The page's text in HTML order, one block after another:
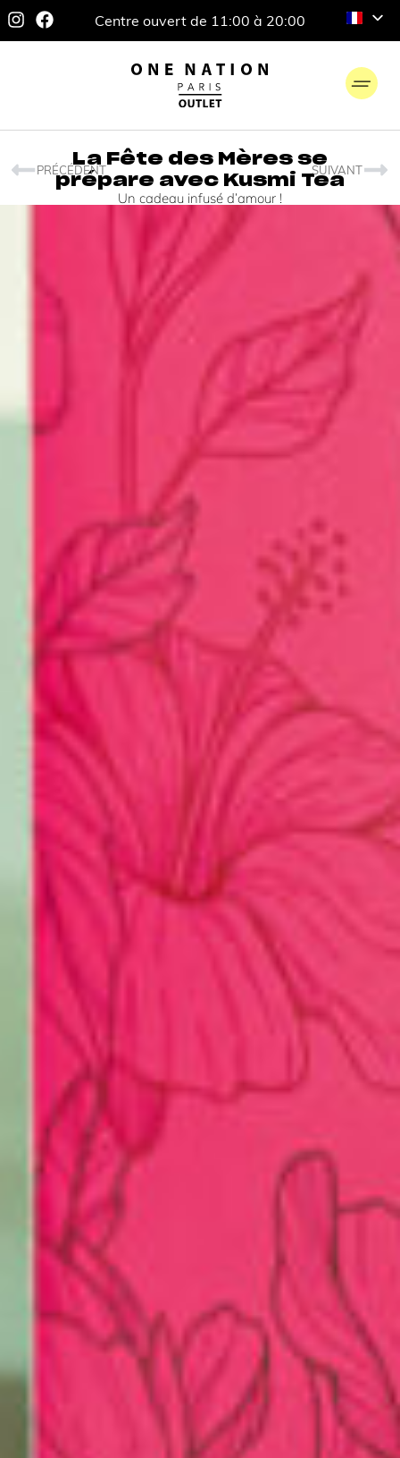
Centre ouvert de 11:00 à 20:00
La Fête des Mères se
prépare avec Kusmi Tea
Un cadeau infusé d’amour !
PRÉCÉDENT SUIVANT